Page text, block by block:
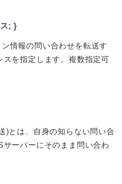
; }
情報の問い合わせを転送す
スを指定します。複数指定可
)とは、自身の知らない問い合
ーバーにそのまま問い合わ